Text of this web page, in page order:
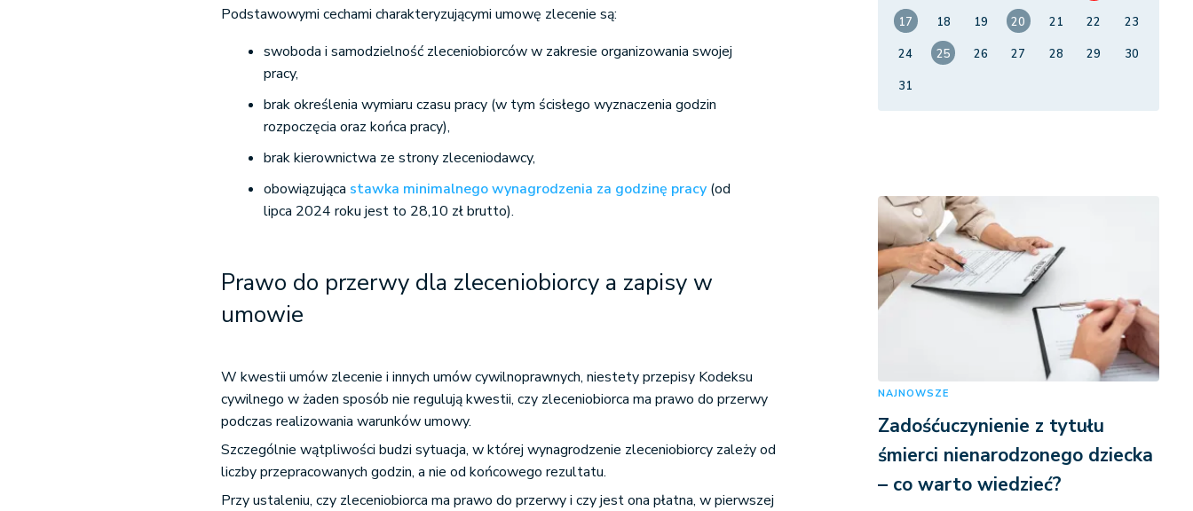
Podstawowymi cechami charakteryzującymi umowę zlecenie są:
swoboda i samodzielność zleceniobiorców w zakresie organizowania swojej
pracy,
brak określenia wymiaru czasu pracy (w tym ścisłego wyznaczenia godzin
rozpoczęcia oraz końca pracy),
brak kierownictwa ze strony zleceniodawcy,
obowiązująca stawka minimalnego wynagrodzenia za godzinę pracy (od
lipca 2024 roku jest to 28,10 zł brutto).
Prawo do przerwy dla zleceniobiorcy a zapisy w
umowie
W kwestii umów zlecenie i innych umów cywilnoprawnych, niestety przepisy Kodeksu
cywilnego w żaden sposób nie regulują kwestii, czy zleceniobiorca ma prawo do przerwy
podczas realizowania warunków umowy.
Szczególnie wątpliwości budzi sytuacja, w której wynagrodzenie zleceniobiorcy zależy od
liczby przepracowanych godzin, a nie od końcowego rezultatu.
Przy ustaleniu, czy zleceniobiorca ma prawo do przerwy i czy jest ona płatna, w pierwszej
17
18 19 20 21 22
23
24
25 26 27 28 29
30
31
NAJNOWSZE
Zadośćuczynienie z tytułu
śmierci nienarodzonego dziecka
– co warto wiedzieć?